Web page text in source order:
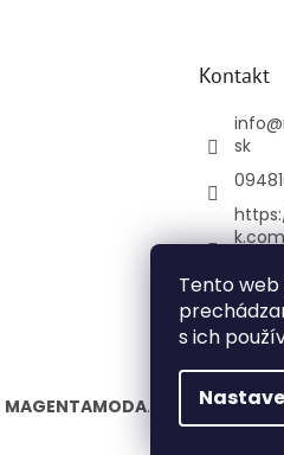
Tento
s ich
Kontakt
info@
sk
MAGENTAMODA. Všetky práva